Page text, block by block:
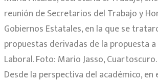
reunión de Secretarios del Trabajo y
Gobiernos Estatales, en la que se
propuestas derivadas de la propuesta
Laboral. Foto: Mario Jasso, Cuartoscuro.
Desde la perspectiva del académico,